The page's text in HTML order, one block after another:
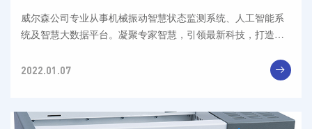
威尔森公司专业从事机械振动智慧状态监测系统、人工智能系
统及智慧大数据平台。凝聚专家智慧，引领最新科技，打造具
2022.01.07